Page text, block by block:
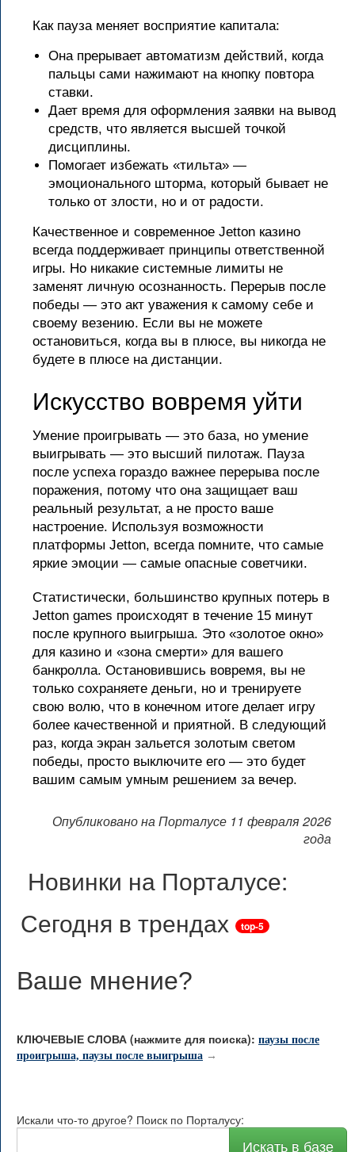
Как пауза меняет восприятие капитала:
Она прерывает автоматизм действий, когда
пальцы сами нажимают на кнопку повтора
ставки.
Дает время для оформления заявки на вывод
средств, что является высшей точкой
дисциплины.
Помогает избежать «тильта» —
эмоционального шторма, который бывает не
только от злости, но и от радости.
Качественное и современное Jetton казино
всегда поддерживает принципы ответственной
игры. Но никакие системные лимиты не
заменят личную осознанность. Перерыв после
победы — это акт уважения к самому себе и
своему везению. Если вы не можете
остановиться, когда вы в плюсе, вы никогда не
будете в плюсе на дистанции.
Искусство вовремя уйти
Умение проигрывать — это база, но умение
выигрывать — это высший пилотаж. Пауза
после успеха гораздо важнее перерыва после
поражения, потому что она защищает ваш
реальный результат, а не просто ваше
настроение. Используя возможности
платформы Jetton, всегда помните, что самые
яркие эмоции — самые опасные советчики.
Статистически, большинство крупных потерь в
Jetton games происходят в течение 15 минут
после крупного выигрыша. Это «золотое окно»
для казино и «зона смерти» для вашего
банкролла. Остановившись вовремя, вы не
только сохраняете деньги, но и тренируете
свою волю, что в конечном итоге делает игру
более качественной и приятной. В следующий
раз, когда экран зальется золотым светом
победы, просто выключите его — это будет
вашим самым умным решением за вечер.
Опубликовано на Порталусе 11 февраля 2026
года
Новинки на Порталусе:
Сегодня в трендах
top-5
Ваше мнение?
КЛЮЧЕВЫЕ СЛОВА (нажмите для поиска): паузы после
проигрыша, паузы после выигрыша →
Искали что-то другое? Поиск по Порталусу:
Искать в базе